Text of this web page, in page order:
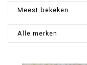
Meest bekeken
Alle merken